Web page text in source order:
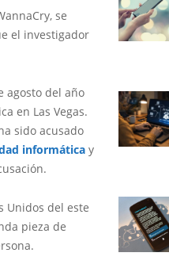
se
el investigador
agosto del año
en Las Vegas.
sido acusado
informática y
Unidos del este
pieza de